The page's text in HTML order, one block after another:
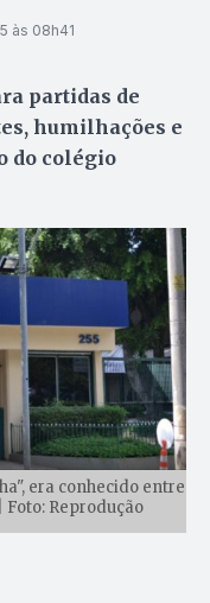
às 08h41
partidas de
humilhações e
do colégio
era conhecido entre
Foto: Reprodução